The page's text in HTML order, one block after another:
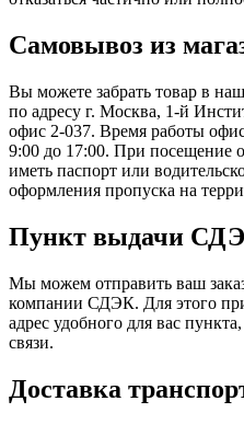
Самовывоз из
Вы можете забрать товар в
по адресу г. Москва, 1-й
офис 2-037. Время работы
9:00 до 17:00. При посещение
иметь паспорт или
оформления пропуска на
Пункт выдачи
Мы можем отправить ваш
компании СДЭК. Для этого
адрес удобного для вас
связи.
Доставка